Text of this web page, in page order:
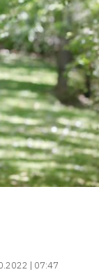
| 07:47